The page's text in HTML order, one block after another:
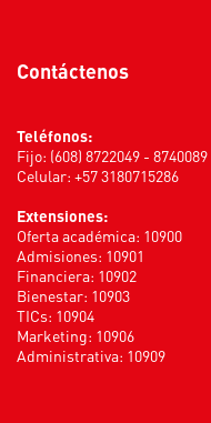
Contáctenos
Teléfonos:
Fijo: (608) 8722049 -
Celular: +57 3180715286
Extensiones:
Oferta académica: 10900
Admisiones: 10901
Financiera: 10902
Bienestar: 10903
TICs: 10904
Marketing: 10906
Administrativa: 10909